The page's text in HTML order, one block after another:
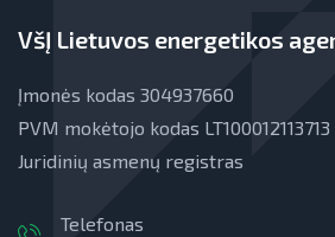
VšĮ Lietuvos energetikos
Įmonės kodas 304937660
PVM mokėtojo kodas LT100012113713
Juridinių asmenų registras
Telefonas